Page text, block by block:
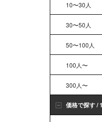
10〜30人
30〜50人
50〜100人
100人〜
300人〜
価格で探す /